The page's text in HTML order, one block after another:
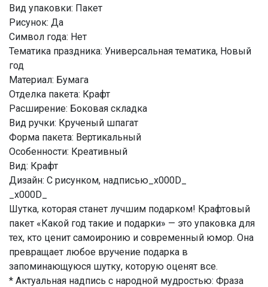
Вид упаковки: Пакет
Рисунок: Да
Символ года: Нет
Тематика праздника: Универсальная тематика, Новый
год
Материал: Бумага
Отделка пакета: Крафт
Расширение: Боковая складка
Вид ручки: Крученый шпагат
Форма пакета: Вертикальный
Особенности: Креативный
Вид: Крафт
Дизайн: С рисунком, надписью_x000D_
_x000D_
Шутка, которая станет лучшим подарком! Крафтовый
пакет «Какой год такие и подарки» — это упаковка для
тех, кто ценит самоиронию и современный юмор. Она
превращает любое вручение подарка в
запоминающуюся шутку, которую оценят все.
* Актуальная надпись с народной мудростью: Фраза